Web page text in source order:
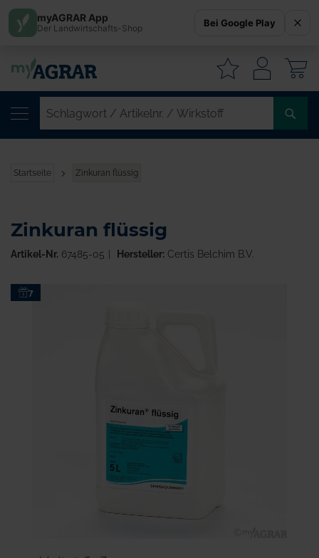
Startseite Zinkuran flüssig
Zum7
Zinkuran flüssig
Artikel-Nr. 67485-05 Hersteller:Certis Belchim B.V.
myAGRAR App
Der Landwirtschafts-Shop Bei Google Play